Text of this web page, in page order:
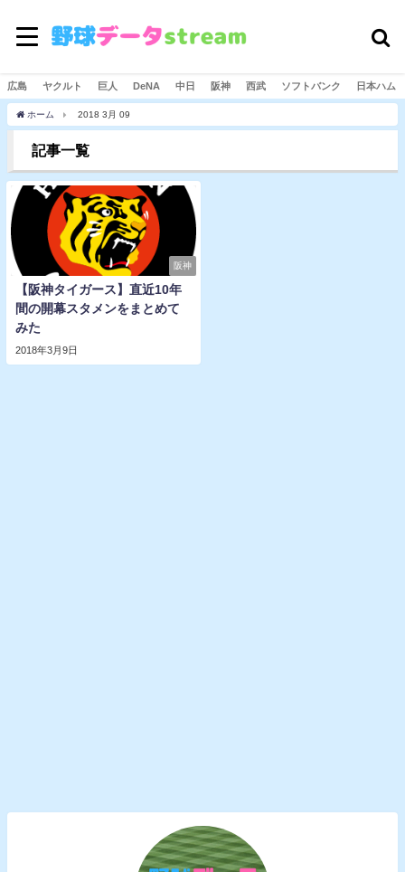
広島 ヤクルト 巨人 DeNA 中日 阪神 西武 ソフトバンク 日本ハム
ホーム 2018 3月 09
記事一覧
阪神
【阪神タイガース】直近10年
間の開幕スタメンをまとめて
みた
2018年3月9日